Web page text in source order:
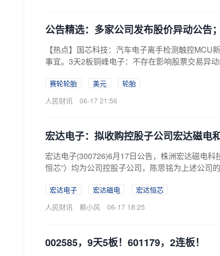
公告精选：多家公司发布股价异动公告
【热点】国芯科技：汽车电子离手检测触控
事宜。3天2板铜峰电子：不存在影响股票交易异
赛轮轮胎 美元
轮胎
人民财讯
06-17 21:56
宏达电子：拟收购控股子公司宏达磁电
宏达电子(300726)6月17日公告，株洲宏达磁电科
恒芯”）均为公司控股子公司，陈思铭为上述公司
宏达电子 宏达磁电
宏达恒芯
人民财讯
赖小风 06-17 18:25
002585，9天5板！601179，2连板！